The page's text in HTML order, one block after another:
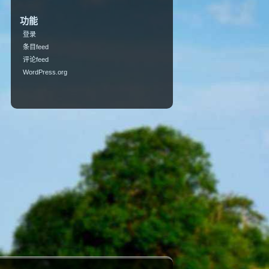
功能
登录
条目feed
评论feed
WordPress.org